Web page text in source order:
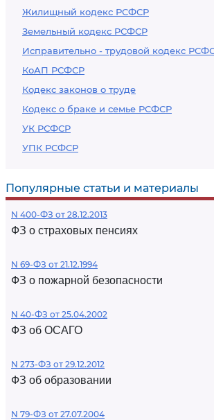
Жилищный кодекс РСФСР
Земельный кодекс РСФСР
Исправительно - трудовой кодекс
КоАП РСФСР
Кодекс законов о труде
Кодекс о браке и семье РСФСР
УК РСФСР
УПК РСФСР
Популярные статьи и материалы
N 400-ФЗ от 28.12.2013
ФЗ о страховых пенсиях
N 69-ФЗ от 21.12.1994
ФЗ о пожарной безопасности
N 40-ФЗ от 25.04.2002
ФЗ об ОСАГО
N 273-ФЗ от 29.12.2012
ФЗ об образовании
N 79-ФЗ от 27.07.2004